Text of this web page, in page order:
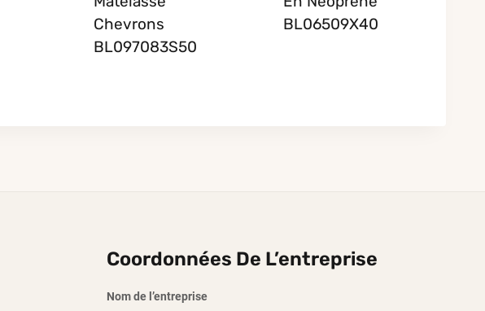
Chevrons
BL097083S50
BL06509X40
Coordonnées De L’entreprise
Nom de l’entreprise